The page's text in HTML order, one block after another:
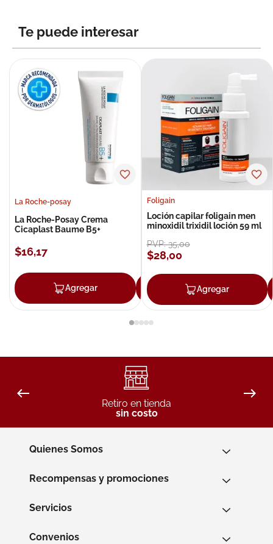
Te puede interesar
La Roche-posay
La Roche-Posay Crema
Cicaplast Baume B5+
$16,17
Agregar Agregar
Foligain
Loción capilar foligain men
minoxidil trixidil loción 59 ml
PVP:35,00
$28,00
Agregar
Retiro en tienda
sin costo
Quienes Somos
Recompensas y promociones
Servicios
Convenios